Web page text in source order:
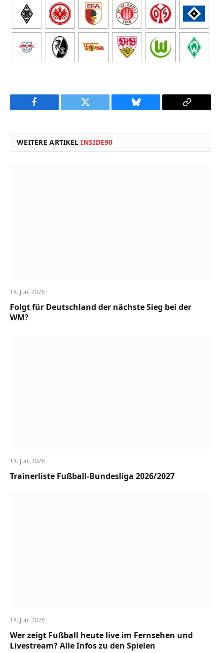
Facebook Twitter Bluesky
Copy
WEITERE ARTIKELINSIDE90
18. Juni 2026
Folgt für Deutschland der nächste Sieg bei der
WM?
18. Juni 2026
Trainerliste Fußball-Bundesliga 2026/2027
18. Juni 2026
Wer zeigt Fußball heute live im Fernsehen und
Livestream? Alle Infos zu den Spielen